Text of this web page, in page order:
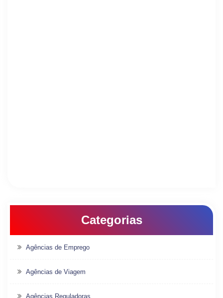
Categorias
Agências de Emprego
Agências de Viagem
Agências Reguladoras